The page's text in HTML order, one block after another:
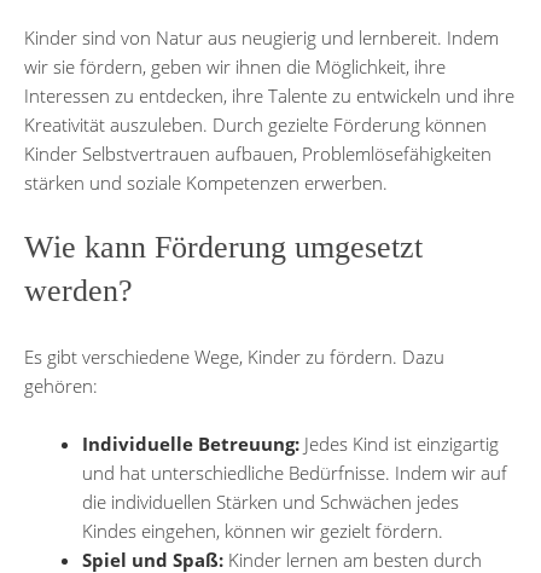
Kinder sind von Natur aus neugierig und lernbereit. Indem
wir sie fördern, geben wir ihnen die Möglichkeit, ihre
Interessen zu entdecken, ihre Talente zu entwickeln und ihre
Kreativität auszuleben. Durch gezielte Förderung können
Kinder Selbstvertrauen aufbauen, Problemlösefähigkeiten
stärken und soziale Kompetenzen erwerben.
Wie kann Förderung umgesetzt
werden?
Es gibt verschiedene Wege, Kinder zu fördern. Dazu
gehören:
Individuelle Betreuung: Jedes Kind ist einzigartig
und hat unterschiedliche Bedürfnisse. Indem wir auf
die individuellen Stärken und Schwächen jedes
Kindes eingehen, können wir gezielt fördern.
Spiel und Spaß: Kinder lernen am besten durch